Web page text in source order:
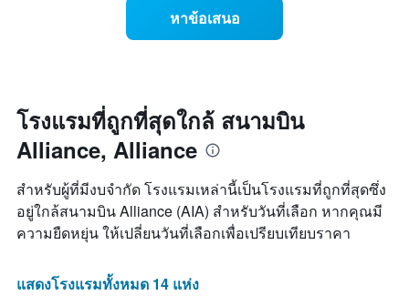
วัน
ของ
สัปดาห์
แผนภูมิ
มี
แกน
X
แสดง
หาข้อเสนอ
โรงแรมที่ถูกที่สุดใกล้ สนามบิน
Alliance, Alliance
สำหรับผู้ที่มีงบจำกัด โรงแรมเหล่านี้เป็นโรงแรมที่ถูกที่สุดซึ่ง
อยู่ใกล้สนามบิน Alliance (AIA) สำหรับวันที่เลือก หากคุณมี
ความยืดหยุ่น ให้เปลี่ยนวันที่เลือกเพื่อเปรียบเทียบราคา
แสดงโรงแรมทั้งหมด 14 แห่ง